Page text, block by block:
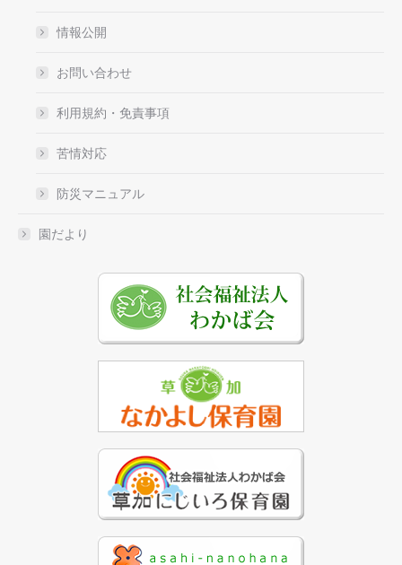
情報公開
お問い合わせ
利用規約・免責事項
苦情対応
防災マニュアル
園だより